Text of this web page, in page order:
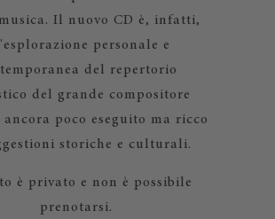
Il nuovo CD è, infatti,
personale e
del repertorio
del grande compositore
ancora poco eseguito ma ricco
storiche e culturali.
è privato e non è possibile
prenotarsi.